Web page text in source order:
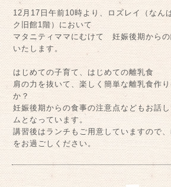
12月17日午前10時より、ロズレイ（なん
ク旧館1階）において
マタニティママにむけて 妊娠後期から
いたします。
はじめての子育て、はじめての離乳食
肩の力を抜いて、楽しく簡単な離乳食作
か？
妊娠後期からの食事の注意点などもお話
ムとなっています。
講習後はランチもご用意していますので
をお過ごしください。